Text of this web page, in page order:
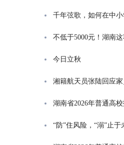
不低于5000元！湖南
今日立秋